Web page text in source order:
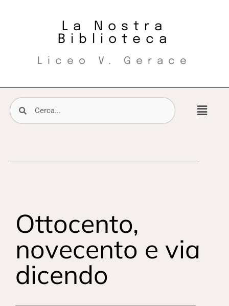
La Nostra
Biblioteca
Liceo V. Gerace
Ottocento,
novecento e via
dicendo